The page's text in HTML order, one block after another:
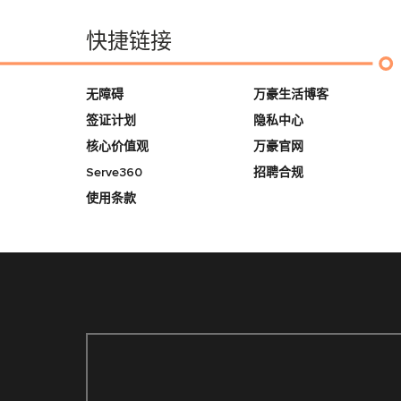
快捷链接
无障碍
签证计划
核心价值观
Serve360
使用条款
万豪生活博客
隐私中心
万豪官网
招聘合规